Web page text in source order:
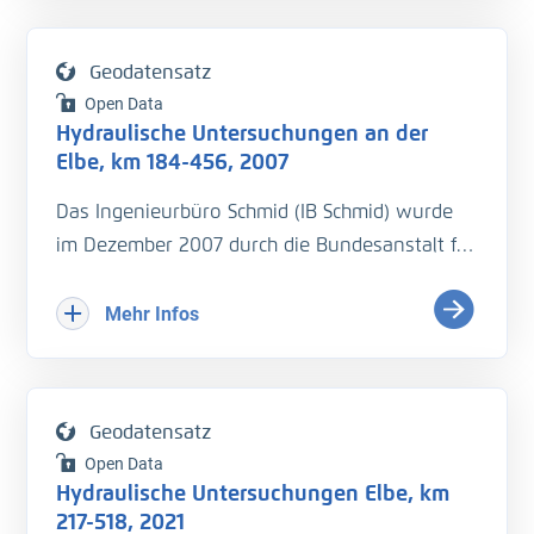
Geodatensatz
Open Data
Hydraulische Untersuchungen an der
Elbe, km 184-456, 2007
Das Ingenieurbüro Schmid (IB Schmid) wurde
im Dezember 2007 durch die Bundesanstalt für
an der Elbe beauftragt. Die Messungen sollten
• Wasserspiegelﬁxierung, Aufnahme der
Fließgeschwindigkeiten und Sohlhöhen in
einem Längsproﬁl entlang der Fahrrinnenmitte
Mehr Infos
Geodatensatz
Open Data
Hydraulische Untersuchungen Elbe, km
217-518, 2021